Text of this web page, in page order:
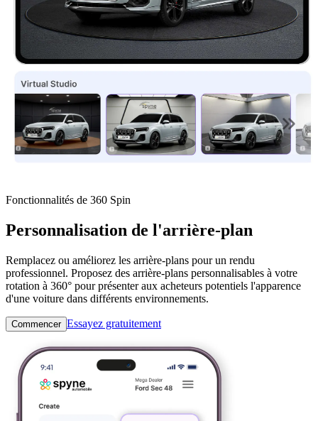
Fonctionnalités de 360 ​​Spin
Personnalisation de l'arrière-plan
Remplacez ou améliorez les arrière-plans pour un rendu
professionnel. Proposez des arrière-plans personnalisables à votre
rotation à 360° pour présenter aux acheteurs potentiels l'apparence
d'une voiture dans différents environnements.
Commencer Essayez gratuitement